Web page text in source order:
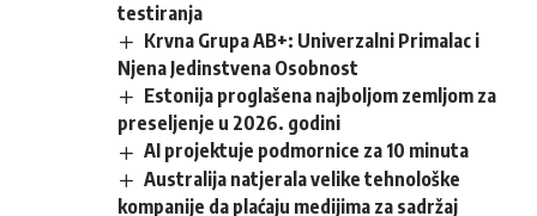
testiranja
Krvna Grupa AB+: Univerzalni Primalac i
Njena Jedinstvena Osobnost
Estonija proglašena najboljom zemljom za
preseljenje u 2026. godini
AI projektuje podmornice za 10 minuta
Australija natjerala velike tehnološke
kompanije da plaćaju medijima za sadržaj